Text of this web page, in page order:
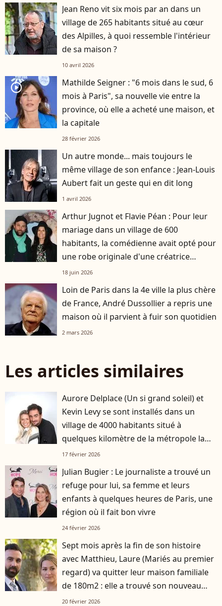
Jean Reno vit six mois par an dans un
village de 265 habitants situé au cœur
des Alpilles, à quoi ressemble l'intérieur
de sa maison ?
10 avril 2026
player2
Mathilde Seigner : "6 mois dans le sud, 6
mois à Paris", sa nouvelle vie entre la
province, où elle a acheté une maison, et
la capitale
28 février 2026
Un autre monde... mais toujours le
même village de son enfance : Jean-Louis
Aubert fait un geste qui en dit long
1 avril 2026
Arthur Jugnot et Flavie Péan : Pour leur
mariage dans un village de 600
habitants, la comédienne avait opté pour
une robe originale d'une créatrice
française
18 juin 2026
Loin de Paris dans la 4e ville la plus chère
de France, André Dussollier a repris une
maison où il parvient à fuir son quotidien
2 mars 2026
Les articles similaires
Aurore Delplace (Un si grand soleil) et
Kevin Levy se sont installés dans un
village de 4000 habitants situé à
quelques kilomètre de la métropole la
plus attractive de France
17 février 2026
Julian Bugier : Le journaliste a trouvé un
refuge pour lui, sa femme et leurs
enfants à quelques heures de Paris, une
région où il fait bon vivre
24 février 2026
Sept mois après la fin de son histoire
avec Matthieu, Laure (Mariés au premier
regard) va quitter leur maison familiale
de 180m2 : elle a trouvé son nouveau
logement
20 février 2026